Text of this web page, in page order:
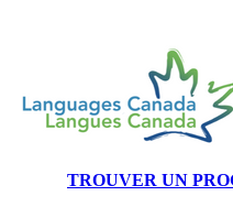
TROUVER UN